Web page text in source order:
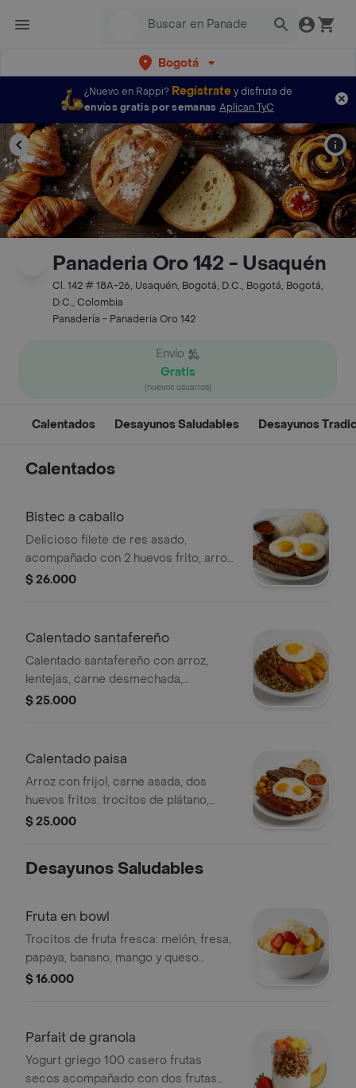
Bogotá
¿Nuevo en Rappi? Regístratey disfruta de
envíos gratis por semanas Aplican TyC
Panaderia Oro 142 - Usaquén
Cl. 142 # 18A-26, Usaquén, Bogotá, D.C., Bogotá, Bogotá,
D.C., Colombia
Panadería - Panaderia Oro 142
Envío
Gratis
(nuevos usuarios)
Calentados Desayunos Saludables Desayunos
Calentados
Bistec a caballo
Delicioso filete de res asado,
acompañado con 2 huevos frito, arroz,
arepa y salsa de bistec.
$ 26.000
Calentado santafereño
Calentado santafereño con arroz,
lentejas, carne desmechada,
salchicha, plátano maduro y huevo
$ 25.000
Calentado paisa
Arroz con frijol, carne asada, dos
huevos fritos. trocitos de plátano,
chorizo campesino, hogao criollo y
$ 25.000
Desayunos Saludables
Fruta en bowl
Trocitos de fruta fresca: melón, fresa,
papaya, banano, mango y queso
campesino rayado
$ 16.000
Parfait de granola
Yogurt griego 100 casero frutas
secos acompañado con dos frutas